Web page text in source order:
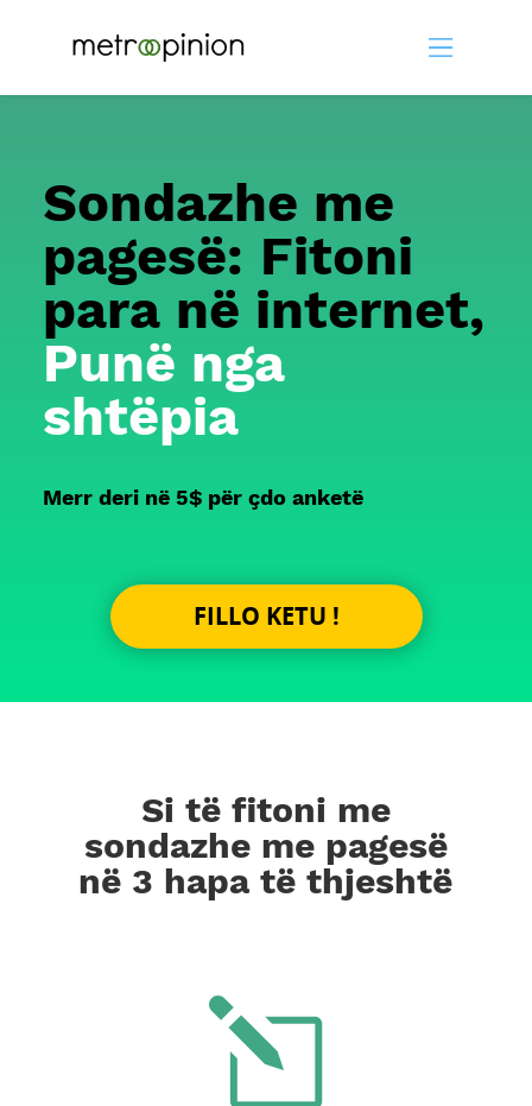
Sondazhe me
pagesë: Fitoni
para në internet,
Punë nga
shtëpia
Merr deri në 5$ për çdo anketë
FILLO KETU !
Si të fitoni me
sondazhe me pagesë
në 3 hapa të thjeshtë